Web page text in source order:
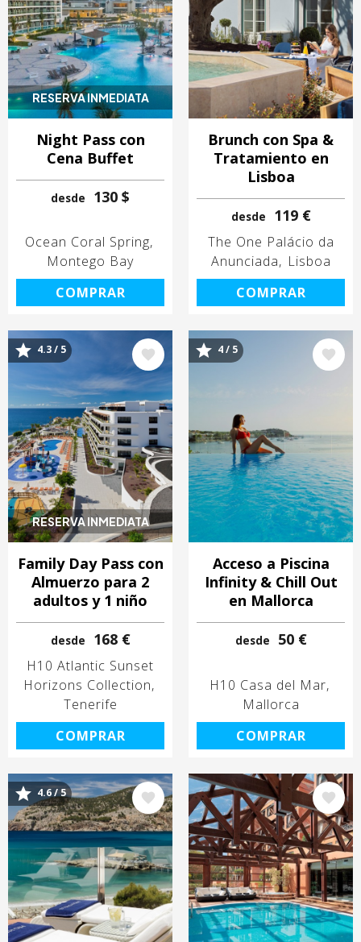
RESERVA INMEDIATA
Night Pass con
Cena Buffet
desde 130 $
Ocean Coral Spring
Montego Bay
COMPRAR
Brunch con Spa &
Tratamiento en
Lisboa
desde 119 €
The One Palácio da
Anunciada
Lisboa
COMPRAR
RESERVA INMEDIATA
Image
4.3 / 5
Family Day Pass con
Almuerzo para 2
adultos y 1 niño
desde 168 €
H10 Atlantic Sunset
Horizons Collection
Tenerife
COMPRAR
Image
4 / 5
Acceso a Piscina
Infinity & Chill Out
en Mallorca
desde 50 €
H10 Casa del Mar
Mallorca
COMPRAR
Image
4.6 / 5 Image